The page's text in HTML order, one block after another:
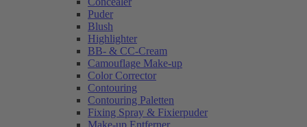
Puder
Blush
Highlighter
BB- & CC-Cream
Camouflage Make-up
Color Corrector
Contouring
Contouring Paletten
Fixing Spray & Fixierpuder
Make-up Entferner